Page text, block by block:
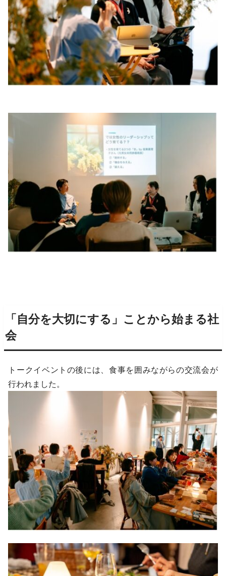
「自分を大切にする」ことから始まる社
会
トークイベントの後には、食事を囲みながらの交流会が
行われました。